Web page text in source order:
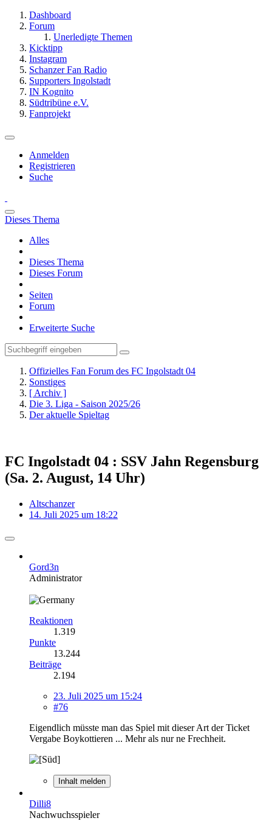
Dashboard
Forum
Unerledigte Themen
Kicktipp
Instagram
Schanzer Fan Radio
Supporters Ingolstadt
IN Kognito
Südtribüne e.V.
Fanprojekt
Anmelden
Registrieren
Suche
Dieses Thema
Alles
Dieses Thema
Dieses Forum
Seiten
Forum
Erweiterte Suche
Offizielles Fan Forum des FC Ingolstadt 04
Sonstiges
[ Archiv ]
Die 3. Liga - Saison 2025/26
Der aktuelle Spieltag
FC Ingolstadt 04 : SSV Jahn Regensburg
(Sa. 2. August, 14 Uhr)
Altschanzer
14. Juli 2025 um 18:22
Gord3n
Administrator
Reaktionen
1.319
Punkte
13.244
Beiträge
2.194
23. Juli 2025 um 15:24
#76
Eigendlich müsste man das Spiel mit dieser Art der Ticket
Vergabe Boykottieren ... Mehr als nur ne Frechheit.
Inhalt melden
Dilli8
Nachwuchsspieler